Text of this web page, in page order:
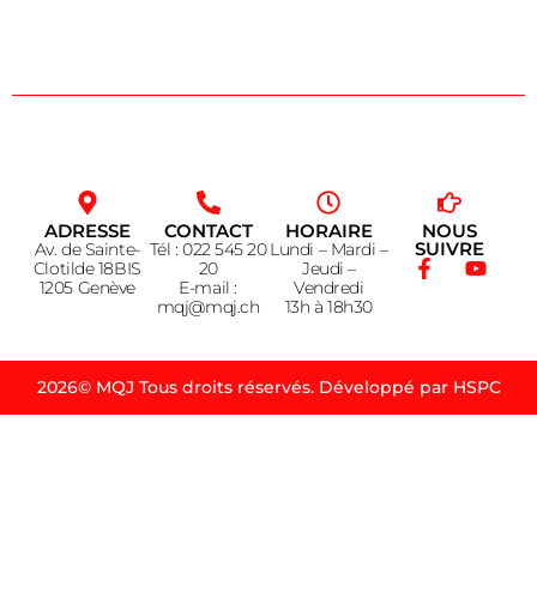
ADRESSE
Av. de Sainte-
Clotilde 18BIS
1205 Genève
CONTACT
Tél : 022 545 20
20
E-mail :
mqj@mqj.ch
HORAIRE
Lundi – Mardi –
Jeudi –
Vendredi
13h à 18h30
NOUS
SUIVRE
2026© MQJ Tous droits réservés. Développé par HSPC